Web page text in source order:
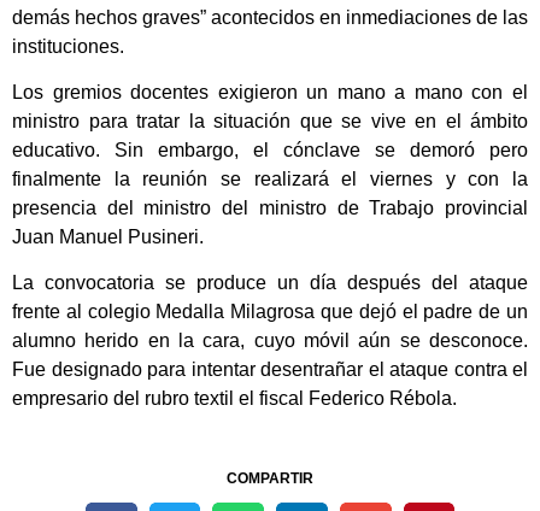
demás hechos graves” acontecidos en inmediaciones de las
instituciones.
Los gremios docentes exigieron un mano a mano con el
ministro para tratar la situación que se vive en el ámbito
educativo. Sin embargo, el cónclave se demoró pero
finalmente la reunión se realizará el viernes y con la
presencia del ministro del ministro de Trabajo provincial
Juan Manuel Pusineri.
La convocatoria se produce un día después del ataque
frente al colegio Medalla Milagrosa que dejó el padre de un
alumno herido en la cara, cuyo móvil aún se desconoce.
Fue designado para intentar desentrañar el ataque contra el
empresario del rubro textil el fiscal Federico Rébola.
COMPARTIR